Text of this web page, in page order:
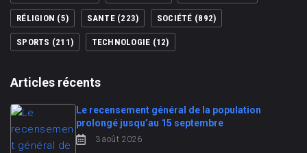
RÉLIGION (5) SANTE(223) SOCIÉTÉ (892)
SPORTS (211) TECHNOLOGIE (12)
Articles récents
Le recensement général de la population
prolongé jusqu’au 15 septembre
3 août 2026